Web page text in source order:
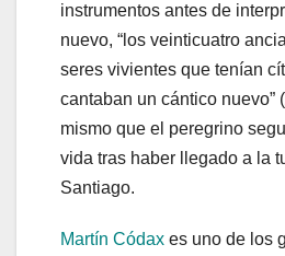
instrumentos antes de
nuevo, “los veinticuatro
seres vivientes que tenían
cantaban un cántico nuevo”
mismo que el peregrino
vida tras haber llegado a la
Santiago.
Martín Códax es uno de los